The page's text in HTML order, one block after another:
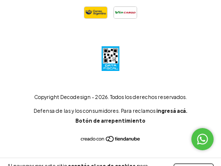
Copyright Decodesign - 2026. Todos los derechos reservados.
Defensa de las y los consumidores. Para reclamosingresá acá.
Botón de arrepentimiento